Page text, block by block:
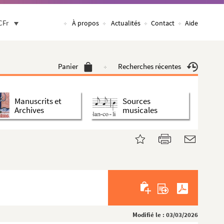
À propos Actualités Contact Aide
Panier Recherches récentes
Manuscrits et
Archives
Sources
musicales
Modifié le : 03/03/2026